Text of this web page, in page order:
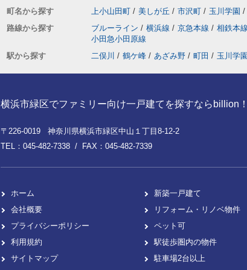
町名から探す
上小山田町 / 美しが丘 / 市沢町 / 玉川学園 /
路線から探す
ブルーライン / 横浜線 / 京急本線 / 相鉄本線
小田急小田原線
駅から探す
二俣川 / 鶴ケ峰 / あざみ野 / 町田 / 玉川学
横浜市緑区でファミリー向け一戸建てを探すならbillion！
〒226-0019 神奈川県横浜市緑区中山１丁目8-12-2
TEL：045-482-7338 / FAX：045-482-7339
ホーム
会社概要
プライバシーポリシー
利用規約
サイトマップ
新築一戸建て
リフォーム・リノベ物件
ペット可
駅徒歩圏内の物件
駐車場2台以上